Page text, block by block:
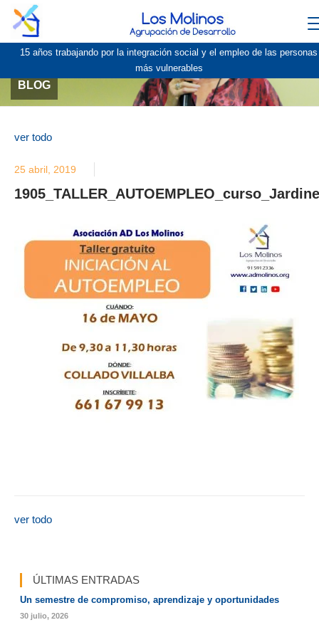
15 años trabajando por la integración social y el empleo de las personas
más vulnerables
BLOG
ver todo
25 abril, 2019
ver todo
ÚLTIMAS ENTRADAS
Un semestre de compromiso, aprendizaje y oportunidades
30 julio, 2026